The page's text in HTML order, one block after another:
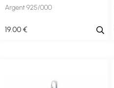
Argent 925/000
19.00 €